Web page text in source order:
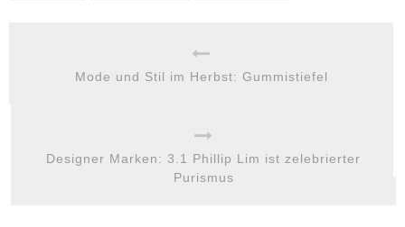
Mode und Stil im Herbst: Gummistiefel
Designer Marken: 3.1 Phillip Lim ist zelebrierter
Purismus